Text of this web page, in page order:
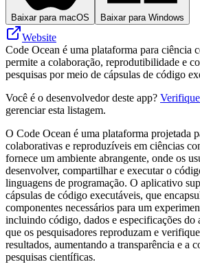
Baixar para macOS Baixar para Windows
Website
Code Ocean é uma plataforma para ciência
permite a colaboração, reprodutibilidade e
pesquisas por meio de cápsulas de código
Você é o desenvolvedor deste app?
gerenciar esta listagem.
O Code Ocean é uma plataforma projetada
colaborativas e reproduzíveis em ciências
fornece um ambiente abrangente, onde os
desenvolver, compartilhar e executar o
linguagens de programação. O aplicativo
cápsulas de código executáveis, que
componentes necessários para um
incluindo código, dados e especificações do
que os pesquisadores reproduzam e
resultados, aumentando a transparência e a
pesquisas científicas.